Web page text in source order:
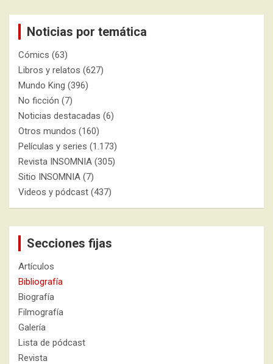
Noticias por temática
Cómics (63)
Libros y relatos (627)
Mundo King (396)
No ficción (7)
Noticias destacadas (6)
Otros mundos (160)
Películas y series (1.173)
Revista INSOMNIA (305)
Sitio INSOMNIA (7)
Videos y pódcast (437)
Secciones fijas
Artículos
Bibliografía
Biografía
Filmografía
Galería
Lista de pódcast
Revista